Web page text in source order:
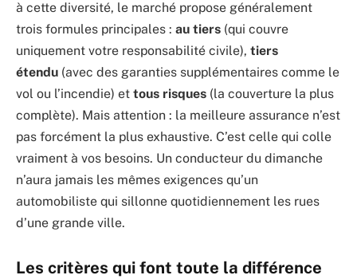
à cette diversité, le marché propose généralement
trois formules principales : au tiers (qui couvre
uniquement votre responsabilité civile), tiers
étendu (avec des garanties supplémentaires comme le
vol ou l’incendie) et tous risques (la couverture la plus
complète). Mais attention : la meilleure assurance n’est
pas forcément la plus exhaustive. C’est celle qui colle
vraiment à vos besoins. Un conducteur du dimanche
n’aura jamais les mêmes exigences qu’un
automobiliste qui sillonne quotidiennement les rues
d’une grande ville.
Les critères qui font toute la différence